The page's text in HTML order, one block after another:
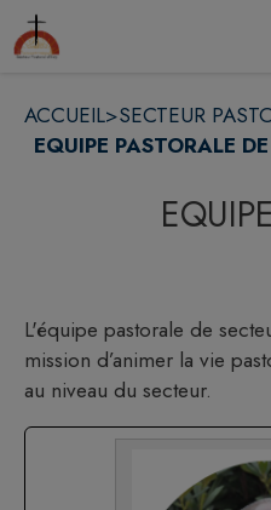
Contenu
ACCUEIL>SECTEUR
EQUIPE PASTORALE
L'équipe pastorale de
mission d’animer la vie
au niveau du secteur.